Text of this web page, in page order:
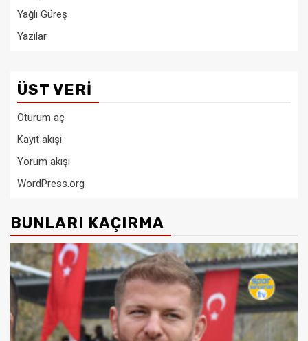
Yağlı Güreş
Yazılar
ÜST VERI
Oturum aç
Kayıt akışı
Yorum akışı
WordPress.org
BUNLARI KAÇIRMA